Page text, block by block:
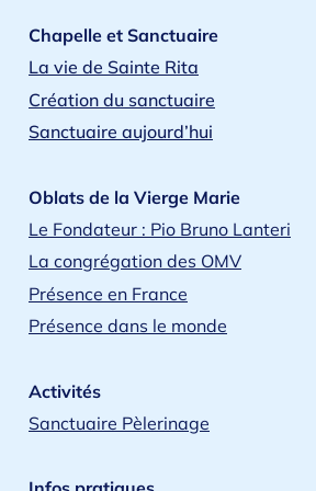
Chapelle et Sanctuaire
La vie de Sainte Rita
Création du sanctuaire
Sanctuaire aujourd’hui
Oblats de la Vierge Marie
Le Fondateur : Pio Bruno Lanteri
La congrégation des OMV
Présence en France
Présence dans le monde
Activités
Sanctuaire Pèlerinage